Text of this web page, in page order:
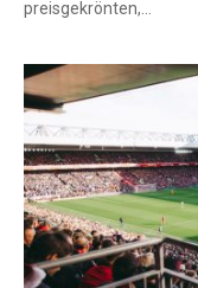
preisgekrönten,…